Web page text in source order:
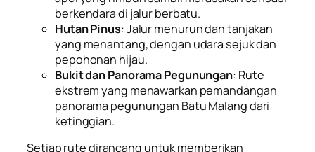
berkendara di jalur berbatu.
Hutan Pinus: Jalur menurun dan tanjakan
yang menantang, dengan udara sejuk dan
pepohonan hijau.
Bukit dan Panorama Pegunungan: Rute
ekstrem yang menawarkan pemandangan
panorama pegunungan Batu Malang dari
ketinggian.
Setiap rute dirancang untuk memberikan